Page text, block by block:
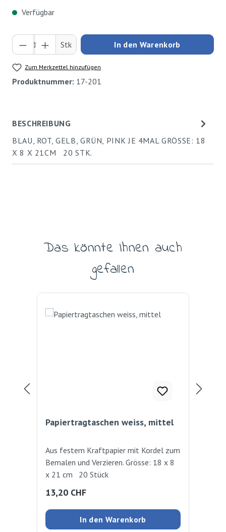
Verfügbar
Produkt Anzahl: Gib den gewünschten Wert
Stk In den Warenkorb
Zum Merkzettel hinzufügen
Produktnummer: 17-201
BESCHREIBUNG
BLAU, ROT, GELB, GRÜN, PINK JE 4MAL GRÖSSE: 18
X 8 X 21CM 20 STK.
Produktgalerie überspringen
Das könnte Ihnen auch
gefallen
Papiertragtaschen weiss, mittel
Aus festem Kraftpapier mit Kordel zum
Bemalen und Verzieren. Grösse: 18 x 8
x 21 cm 20 Stück
Regulärer Preis:
13,20 CHF
In den Warenkorb